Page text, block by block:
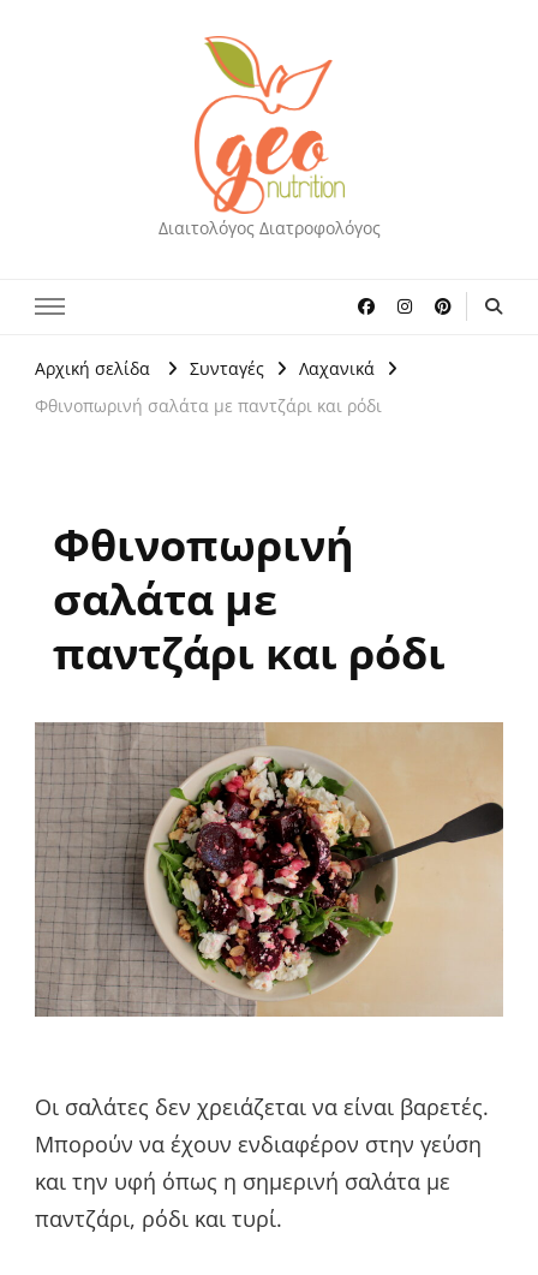
Διαιτολόγος Διατροφολόγος
Αρχική σελίδα Συνταγές
Λαχανικά
Φθινοπωρινή σαλάτα με παντζάρι και ρόδι
Φθινοπωρινή
σαλάτα με
παντζάρι και ρόδι
Οι σαλάτες δεν χρειάζεται να είναι βαρετές.
Μπορούν να έχουν ενδιαφέρον στην γεύση
και την υφή όπως η σημερινή σαλάτα με
παντζάρι, ρόδι και τυρί.